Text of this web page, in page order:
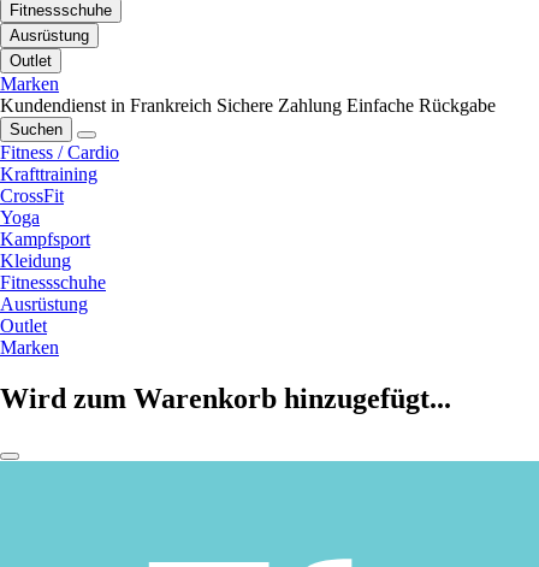
Fitnessschuhe
Ausrüstung
Outlet
Marken
Kundendienst in Frankreich Sichere Zahlung Einfache Rückgabe
Suchen
Fitness / Cardio
Krafttraining
CrossFit
Yoga
Kampfsport
Kleidung
Fitnessschuhe
Ausrüstung
Outlet
Marken
Wird zum Warenkorb hinzugefügt...